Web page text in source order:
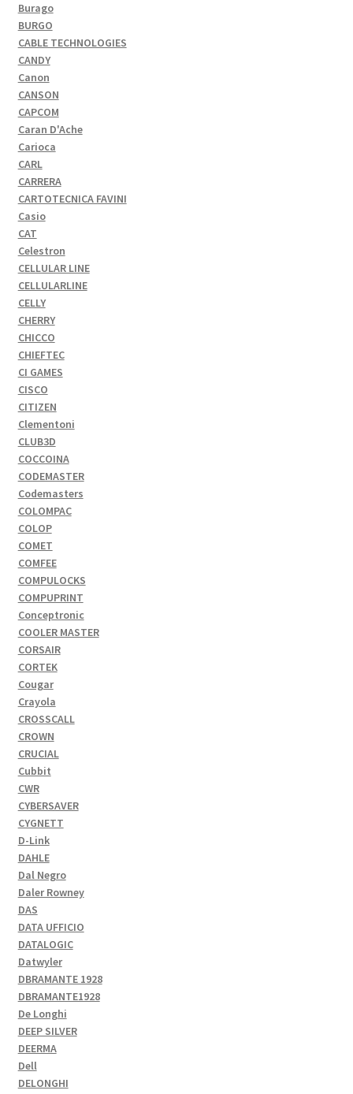
Burago
BURGO
CABLE TECHNOLOGIES
CANDY
Canon
CANSON
CAPCOM
Caran D'Ache
Carioca
CARL
CARRERA
CARTOTECNICA FAVINI
Casio
CAT
Celestron
CELLULAR LINE
CELLULARLINE
CELLY
CHERRY
CHICCO
CHIEFTEC
CI GAMES
CISCO
CITIZEN
Clementoni
CLUB3D
COCCOINA
CODEMASTER
Codemasters
COLOMPAC
COLOP
COMET
COMFEE
COMPULOCKS
COMPUPRINT
Conceptronic
COOLER MASTER
CORSAIR
CORTEK
Cougar
Crayola
CROSSCALL
CROWN
CRUCIAL
Cubbit
CWR
CYBERSAVER
CYGNETT
D-Link
DAHLE
Dal Negro
Daler Rowney
DAS
DATA UFFICIO
DATALOGIC
Datwyler
DBRAMANTE 1928
DBRAMANTE1928
De Longhi
DEEP SILVER
DEERMA
Dell
DELONGHI